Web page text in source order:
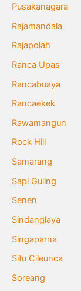
Pusakanagara
Rajamandala
Rajapolah
Ranca Upas
Rancabuaya
Rancaekek
Rawamangun
Rock Hill
Samarang
Sapi Guling
Senen
Sindanglaya
Singaparna
Situ Cileunca
Soreang